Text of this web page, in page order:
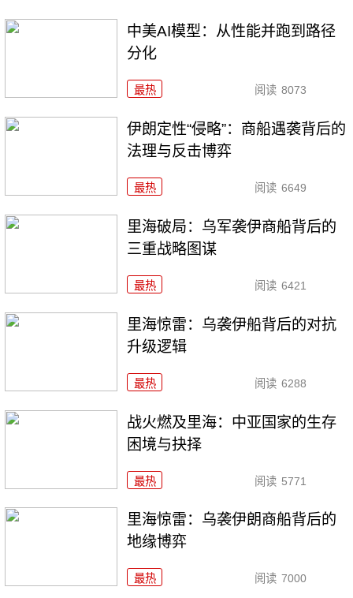
中美AI模型：从性能并跑到路径
分化
最热 阅读 8073
伊朗定性“侵略”：商船遇袭背后的
法理与反击博弈
最热 阅读 6649
里海破局：乌军袭伊商船背后的
三重战略图谋
最热 阅读 6421
里海惊雷：乌袭伊船背后的对抗
升级逻辑
最热 阅读 6288
战火燃及里海：中亚国家的生存
困境与抉择
最热 阅读 5771
里海惊雷：乌袭伊朗商船背后的
地缘博弈
最热 阅读 7000